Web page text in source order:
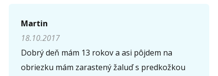
Martin
18.10.2017
Dobrý deň mám 13 rokov a asi pôjdem na
obriezku mám zarastený žaluď s predkožkou